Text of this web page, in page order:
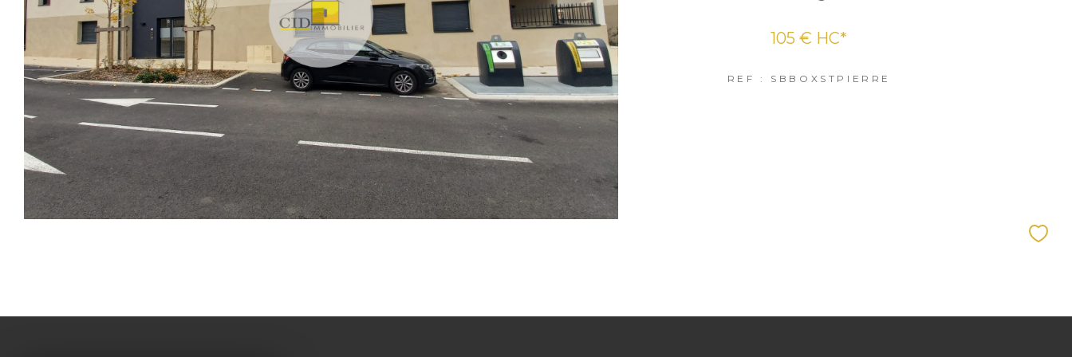
105 € HC*
REF : SBBOXSTPIERRE